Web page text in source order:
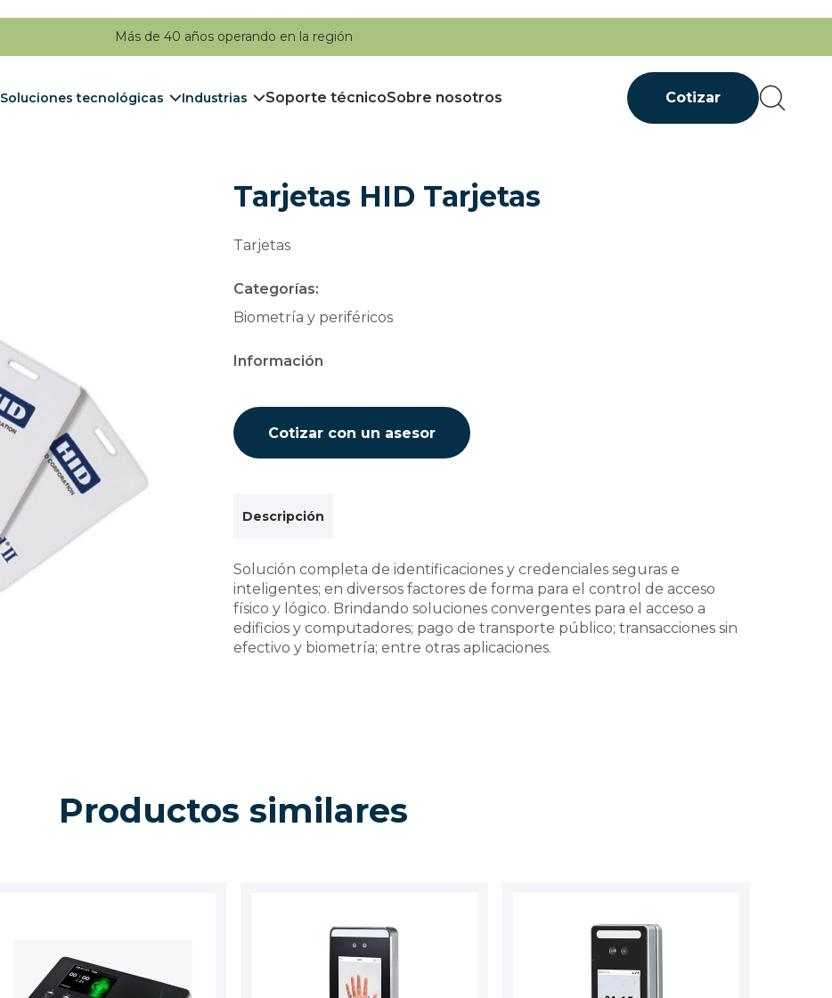
Más de 40 años operando en la región
Soluciones tecnológicas Industrias Soporte técnicoSobre nosotros Cotizar
Tarjetas HID Tarjetas
Tarjetas
Categorías:
Biometría y periféricos
Información
Cotizar con un asesor
Descripción
Solución completa de identificaciones y credenciales seguras e
inteligentes; en diversos factores de forma para el control de acceso
físico y lógico. Brindando soluciones convergentes para el acceso a
edificios y computadores; pago de transporte público; transacciones sin
efectivo y biometría; entre otras aplicaciones.
Productos similares